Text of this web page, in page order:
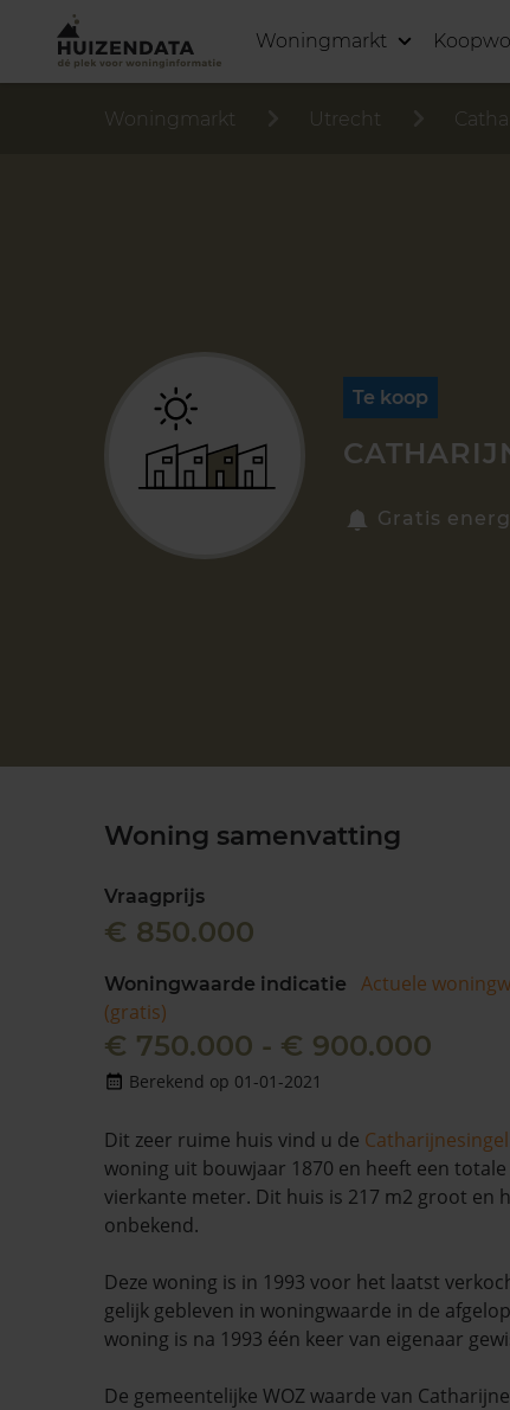
Woningmarkt
Woningmarkt Utrecht
Te koop
Gratis
Woning samenvatting
Vraagprijs
€ 850.000
Woningwaarde indicatie
Actuele
(gratis)
€ 750.000 - € 900.000
Berekend op 01-01-2021
Dit zeer ruime huis vind u de Catharijnesingel
woning uit bouwjaar 1870 en heeft een
vierkante meter. Dit huis is 217 m2 groot en
onbekend.
Deze woning is in 1993 voor het laatst
gelijk gebleven in woningwaarde in de
woning is na 1993 één keer van eigenaar
De gemeentelijke WOZ waarde van